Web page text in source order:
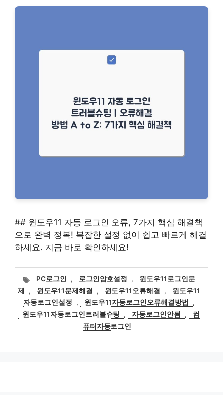
## 윈도우11 자동 로그인 오류, 7가지 핵심 해결책
으로 완벽 정복! 복잡한 설정 없이 쉽고 빠르게 해결
하세요. 지금 바로 확인하세요!
태
그
PC로그인 , 로그인암호설정 ,
윈도우11로그인문
제
, 윈도우11문제해결 , 윈도우11오류해결 ,
윈도우11
자동로그인설정
, 윈도우11자동로그인오류해결방법
,
윈도우11자동로그인트러블슈팅
, 자동로그인안됨 ,
컴
퓨터자동로그인